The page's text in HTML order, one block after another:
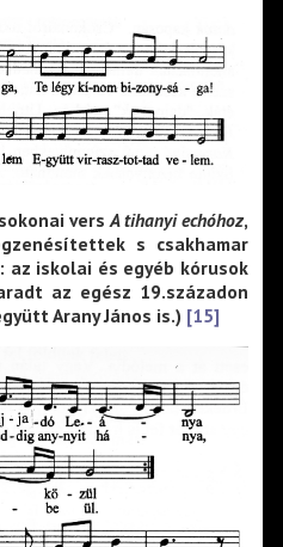
versA tihanyi echóhoz,
s csakhamar
iskolai és egyéb kórusok
az egész 19.századon
Arany János is.) [15]